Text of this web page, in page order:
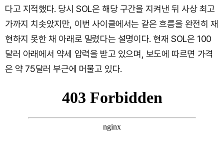
다고 지적했다. 당시 SOL은 해당 구간을 지켜낸 뒤 사상 최고
가까지 치솟았지만, 이번 사이클에서는 같은 흐름을 완전히 재
현하지 못한 채 아래로 밀렸다는 설명이다. 현재 SOL은 100
달러 아래에서 약세 압력을 받고 있으며, 보도에 따르면 가격
은 약 75달러 부근에 머물고 있다.